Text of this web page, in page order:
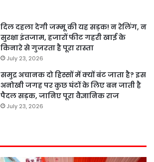
दिल दहला देगी जम्मू की यह सड़क! न रेलिंग, न
सुरक्षा इंतजाम, हजारों फीट गहरी खाई के
किनारे से गुजरता है पूरा रास्ता
July 23, 2026
समुद्र अचानक दो हिस्सों में क्यों बंट जाता है? इस
अनोखी जगह पर कुछ घंटों के लिए बन जाती है
पैदल सड़क, जानिए पूरा वैज्ञानिक राज
July 23, 2026